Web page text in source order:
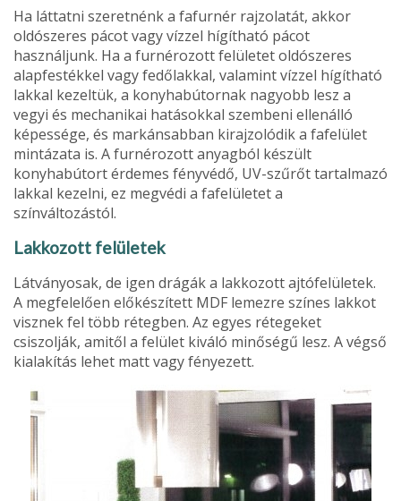
Ha láttatni szeretnénk a fafurnér rajzolatát, akkor
oldószeres pácot vagy vízzel hígítható pácot
használjunk. Ha a furnérozott felületet oldószeres
alapfestékkel vagy fedőlakkal, valamint vízzel hígítható
lakkal kezeltük, a konyhabútornak nagyobb lesz a
vegyi és mechanikai hatásokkal szembeni ellenálló
képessége, és markánsabban kirajzolódik a fafelület
mintázata is. A furnérozott anyagból készült
konyhabútort érdemes fényvédő, UV-szűrőt tartalmazó
lakkal kezelni, ez meg­védi a fafelületet a
színváltozástól.
Lakkozott felületek
Látványosak, de igen drágák a lakkozott ajtó­felületek.
A megfelelően előkészített MDF lemezre színes lakkot
visznek fel több réteg­ben. Az egyes rétegeket
csiszolják, amitől a felület kiváló minőségű lesz. A végső
kialakí­tás lehet matt vagy fényezett.